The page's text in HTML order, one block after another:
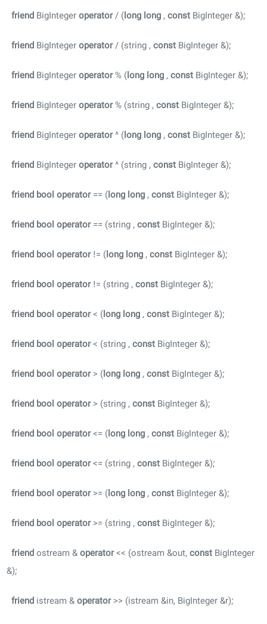
friendBigIntegeroperator / (longlong,constBigInteger &);
friendBigIntegeroperator / (string ,constBigInteger &);
friendBigIntegeroperator % (longlong,constBigInteger &);
friendBigIntegeroperator % (string ,constBigInteger &);
friendBigIntegeroperator ^ (longlong,constBigInteger &);
friendBigIntegeroperator ^ (string ,constBigInteger &);
friendbooloperator== (longlong,constBigInteger &);
friendbooloperator== (string ,constBigInteger &);
friendbooloperator!= (longlong,constBigInteger &);
friendbooloperator!= (string ,constBigInteger &);
friendbooloperator < (longlong,constBigInteger &);
friendbooloperator < (string ,constBigInteger &);
friendbooloperator > (longlong,constBigInteger &);
friendbooloperator > (string ,constBigInteger &);
friendbooloperator<= (longlong,constBigInteger &);
friendbooloperator<= (string ,constBigInteger &);
friendbooloperator>= (longlong,constBigInteger &);
friendbooloperator>= (string ,constBigInteger &);
friendostream &operator<< (ostream &out,constBigInteger
&);
friendistream &operator>> (istream &in, BigInteger &r);